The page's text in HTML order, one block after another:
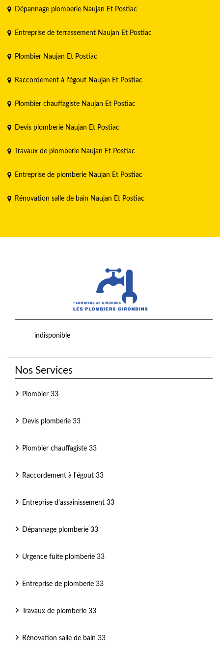
Dépannage plomberie Naujan Et Postiac
Entreprise de terrassement Naujan Et Postiac
Plombier Naujan Et Postiac
Raccordement à l'égout Naujan Et Postiac
Plombier chauffagiste Naujan Et Postiac
Devis plomberie Naujan Et Postiac
Travaux de plomberie Naujan Et Postiac
Entreprise de plomberie Naujan Et Postiac
Rénovation salle de bain Naujan Et Postiac
indisponible
Nos Services
Plombier 33
Devis plomberie 33
Plombier chauffagiste 33
Raccordement à l'égout 33
Entreprise d'assainissement 33
Dépannage plomberie 33
Urgence fuite plomberie 33
Entreprise de plomberie 33
Travaux de plomberie 33
Rénovation salle de bain 33